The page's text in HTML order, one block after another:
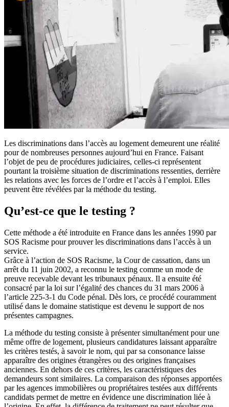
Les discriminations dans l’accès au logement demeurent une réalité
pour de nombreuses personnes aujourd’hui en France. Faisant
l’objet de peu de procédures judiciaires, celles-ci représentent
pourtant la troisième situation de discriminations ressenties, derrière
les relations avec les forces de l’ordre et l’accès à l’emploi. Elles
peuvent être révélées par la méthode du testing.
Qu’est-ce que le testing ?
Cette méthode a été introduite en France dans les années 1990 par
SOS Racisme pour prouver les discriminations dans l’accès à un
service.
Grâce à l’action de SOS Racisme, la Cour de cassation, dans un
arrêt du 11 juin 2002, a reconnu le testing comme un mode de
preuve recevable devant les tribunaux pénaux. Il a ensuite été
consacré par la loi sur l’égalité des chances du 31 mars 2006 à
l’article 225-3-1 du Code pénal. Dès lors, ce procédé couramment
utilisé dans le domaine statistique est devenu le support de nos
présentes campagnes.
La méthode du testing consiste à présenter simultanément pour une
même offre de logement, plusieurs candidatures laissant apparaître
les critères testés, à savoir le nom, qui par sa consonance laisse
apparaître des origines étrangères ou des origines françaises
anciennes. En dehors de ces critères, les caractéristiques des
demandeurs sont similaires. La comparaison des réponses apportées
par les agences immobilières ou propriétaires testées aux différents
candidats permet de mettre en évidence une discrimination liée à